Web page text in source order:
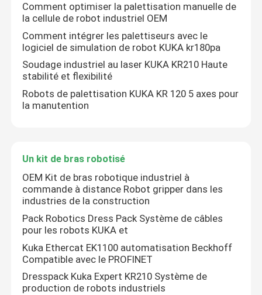
Comment optimiser la palettisation manuelle de
la cellule de robot industriel OEM
Comment intégrer les palettiseurs avec le
logiciel de simulation de robot KUKA kr180pa
Soudage industriel au laser KUKA KR210 Haute
stabilité et flexibilité
Robots de palettisation KUKA KR 120 5 axes pour
la manutention
Un kit de bras robotisé
OEM Kit de bras robotique industriel à
commande à distance Robot gripper dans les
industries de la construction
Pack Robotics Dress Pack Système de câbles
pour les robots KUKA et
Kuka Ethercat EK1100 automatisation Beckhoff
Compatible avec le PROFINET
Dresspack Kuka Expert KR210 Système de
production de robots industriels